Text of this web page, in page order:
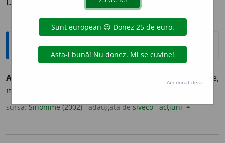
Sinonime
ADAPTABILIT
s. (fig.) flexibilitate, maleabilitate,
mlădiere.
sursa:Sinonime (2002) adăugată desiveco acțiuni
Am donat deja.